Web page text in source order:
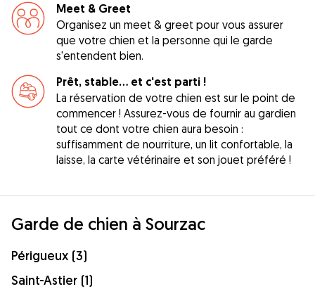
Meet & Greet
Organisez un meet & greet pour vous assurer
que votre chien et la personne qui le garde
s'entendent bien.
Prêt, stable... et c'est parti !
La réservation de votre chien est sur le point de
commencer ! Assurez-vous de fournir au gardien
tout ce dont votre chien aura besoin :
suffisamment de nourriture, un lit confortable, la
laisse, la carte vétérinaire et son jouet préféré !
Garde de chien à Sourzac
Périgueux (3)
Saint-Astier (1)